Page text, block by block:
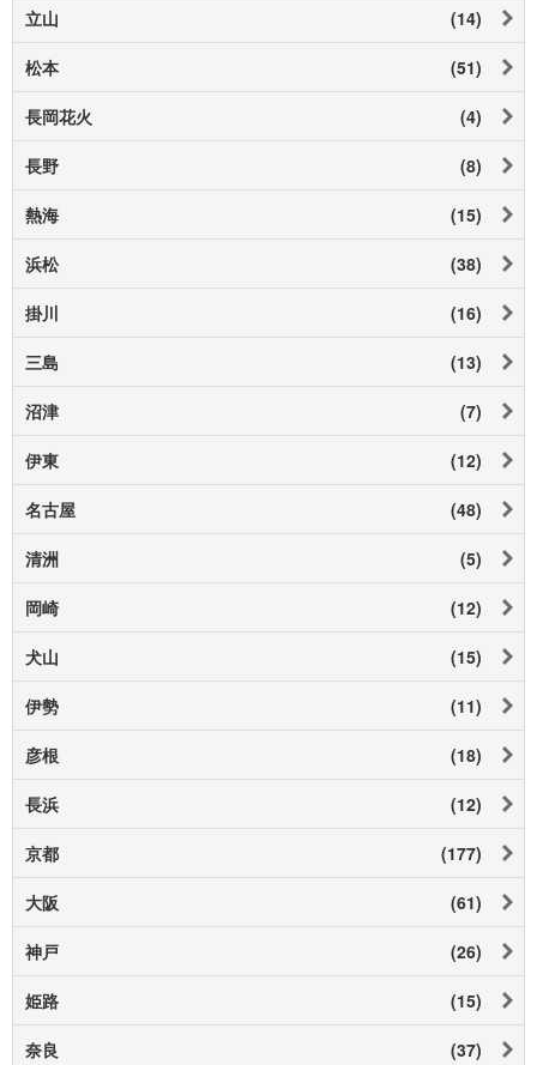
立山 (14)
松本 (51)
長岡花火 (4)
長野 (8)
熱海 (15)
浜松 (38)
掛川 (16)
三島 (13)
沼津 (7)
伊東 (12)
名古屋 (48)
清洲 (5)
岡崎 (12)
犬山 (15)
伊勢 (11)
彦根 (18)
長浜 (12)
京都 (177)
大阪 (61)
神戸 (26)
姫路 (15)
奈良 (37)